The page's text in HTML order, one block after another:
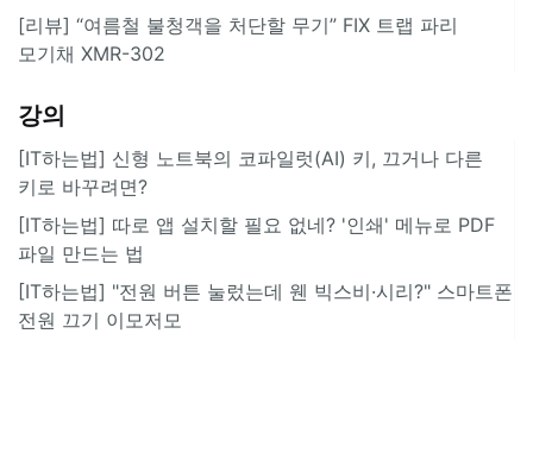
[리뷰] “여름철 불청객을 처단할 무기” FIX 트랩 파리
모기채 XMR-302
강의
[IT하는법] 신형 노트북의 코파일럿(AI) 키, 끄거나 다른
키로 바꾸려면?
[IT하는법] 따로 앱 설치할 필요 없네? '인쇄' 메뉴로 PDF
파일 만드는 법
[IT하는법] "전원 버튼 눌렀는데 웬 빅스비·시리?" 스마트폰
전원 끄기 이모저모